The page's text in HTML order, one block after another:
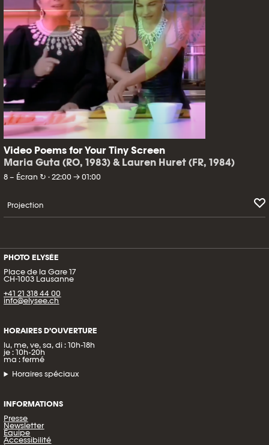
Video Poems for Your Tiny Screen
Maria Guta (RO, 1983) & Lauren Huret (FR, 1984)
8 – Écran ↻ · 22:00 → 01:00
Projection
PHOTO ELYSÉE
Place de la Gare 17
CH-1003 Lausanne
+41 21 318 44 00
info@elysee.ch
HORAIRES D’OUVERTURE
lu, me, ve, sa, di : 10h-18h
je : 10h-20h
ma : fermé
Horaires spéciaux
INFORMATIONS
Presse
Newsletter
Équipe
Accessibilité